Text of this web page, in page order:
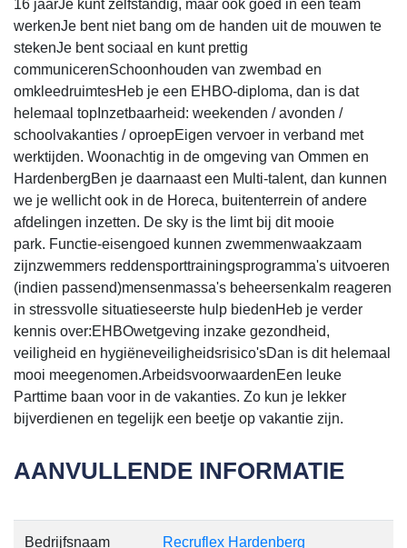
16 jaarJe kunt zelfstandig, maar ook goed in een team
werkenJe bent niet bang om de handen uit de mouwen te
stekenJe bent sociaal en kunt prettig
communicerenSchoonhouden van zwembad en
omkleedruimtesHeb je een EHBO-diploma, dan is dat
helemaal topInzetbaarheid: weekenden / avonden /
schoolvakanties / oproepEigen vervoer in verband met
werktijden. Woonachtig in de omgeving van Ommen en
HardenbergBen je daarnaast een Multi-talent, dan kunnen
we je wellicht ook in de Horeca, buitenterrein of andere
afdelingen inzetten. De sky is the limt bij dit mooie
park. Functie-eisengoed kunnen zwemmenwaakzaam
zijnzwemmers reddensporttrainingsprogramma's uitvoeren
(indien passend)mensenmassa's beheersenkalm reageren
in stressvolle situatieseerste hulp biedenHeb je verder
kennis over:EHBOwetgeving inzake gezondheid,
veiligheid en hygiëneveiligheidsrisico'sDan is dit helemaal
mooi meegenomen.ArbeidsvoorwaardenEen leuke
Parttime baan voor in de vakanties. Zo kun je lekker
bijverdienen en tegelijk een beetje op vakantie zijn.
AANVULLENDE INFORMATIE
Bedrijfsnaam Recruflex Hardenberg